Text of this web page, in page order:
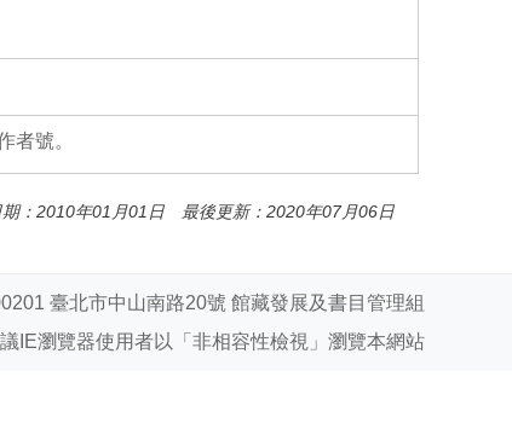
者號。
期：2010年01月01日 最後更新：2020年07月06日
臺北市中山南路20號 館藏發展及書目管理組
IE瀏覽器使用者以「非相容性檢視」瀏覽本網站